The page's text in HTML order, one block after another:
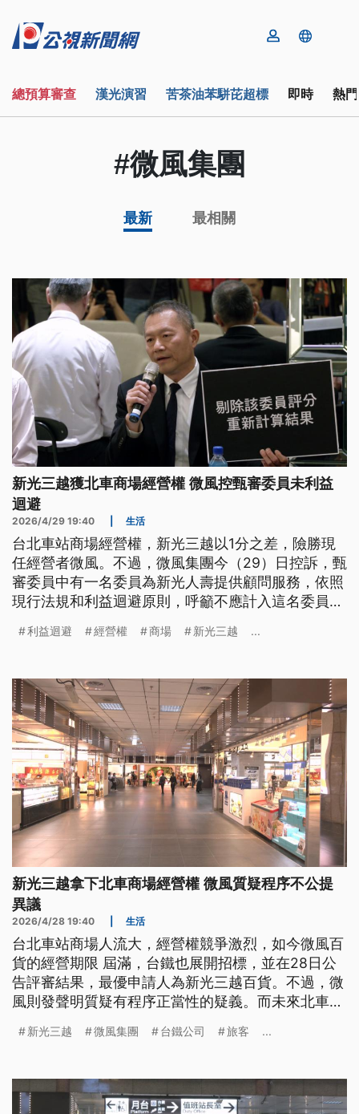
總預算審查 漢光演習 苦茶油苯駢芘超標 即時 熱
#微風集團
最新 最相關
新光三越獲北車商場經營權 微風控甄審委員未利益
迴避
2026/4/29 19:40 生活
台北車站商場經營權，新光三越以1分之差，險勝現
任經營者微風。不過，微風集團今（29）日控訴，甄
審委員中有一名委員為新光人壽提供顧問服務，依照
現行法規和利益迴避原則，呼籲不應計入這名委員的
期盼各界理性看待。台鐵表示，微風公司對甄審委員
利益迴避 經營權 商場 新光三越 ...
新光三越拿下北車商場經營權 微風質疑程序不公提
異議
2026/4/28 19:40 生活
台北車站商場人流大，經營權競爭激烈，如今微風百
貨的經營期限 屆滿，台鐵也展開招標，並在28日公
告評審結果，最優申請人為新光三越百貨。不過，微
風則發聲明質疑有程序正當性的疑義。而未來北車商
台鐵則表示，將會與承包商達成約定，以旅客安全為
新光三越 微風集團 台鐵公司 旅客 ...